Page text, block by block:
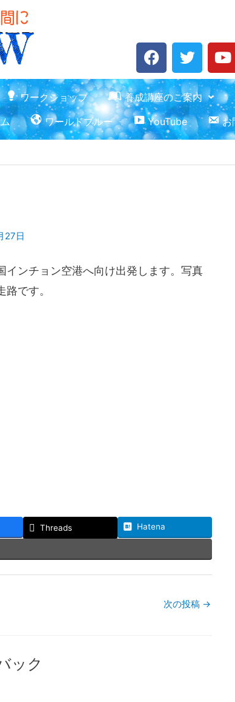
F
a
c
e
b
o
o
T
w
i
t
t
e
r
Y
o
u
t
u
b
e
ワークショップ 養成講座のご案内
ワールドブルー YouTube お
27日
インチョン空港へ向け出発します。写真
です。
Threads Hatena
次の投稿 →
ック